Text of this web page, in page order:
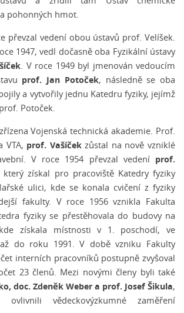
pohonných hmot.
převzal vedení obou ústavů prof. Velíšek.
1947, vedl dočasně oba Fyzikální ústavy
. V roce 1949 byl jmenován vedoucím
prof. Jan Potoček, následně se oba
a vytvořily jednu Katedru fyziky, jejímž
Potoček.
Vojenská technická akademie. Prof.
VTA, prof. Vašíčekzůstal na nově vzniklé
V roce 1954 převzal vedeníprof.
který získal pro pracoviště Katedry fyziky
ulici, kde se konala cvičení z fyziky
fakulty. V roce 1956 vznikla Fakulta
fyziky se přestěhovala do budovy na
získala místnosti v 1. poschodí, ve
do roku 1991. V době vzniku Fakulty
interních pracovníků postupně zvyšoval
23 členů. Mezi novými členy byli také
doc. Zdeněk Weber a prof. Josef Šikula,
vědeckovýzkumné zaměření